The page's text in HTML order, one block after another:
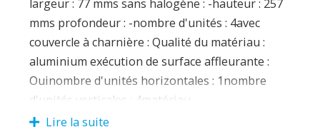
largeur : 77 mms sans halogène : -hauteur : 257
mms profondeur : -nombre d'unités : 4avec
couvercle à charnière : Qualité du matériau :
aluminium exécution de surface affleurante :
Ouinombre d'unités horizontales : 1nombre
d'unités verticales : 4matériau
Lire la suite